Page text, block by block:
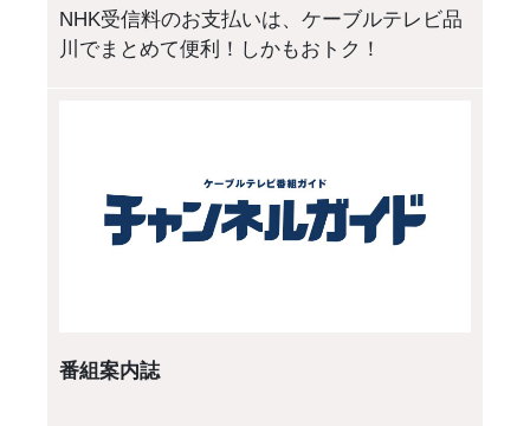
NHK受信料のお支払いは、ケーブルテレビ品
川でまとめて便利！しかもおトク！
番組案内誌